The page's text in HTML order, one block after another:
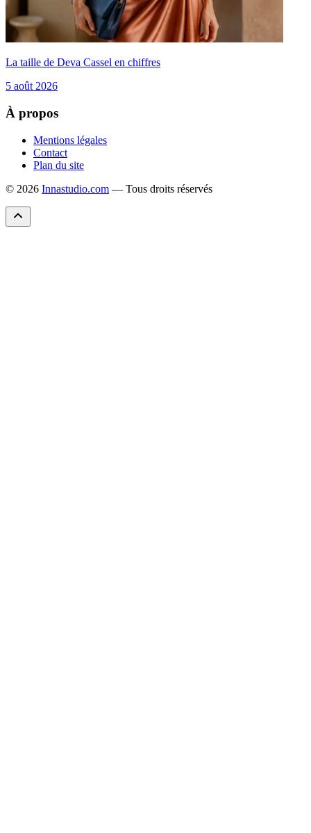
La taille de Deva Cassel en chiffres
5 août 2026
À propos
Mentions légales
Contact
Plan du site
© 2026 Innastudio.com — Tous droits réservés